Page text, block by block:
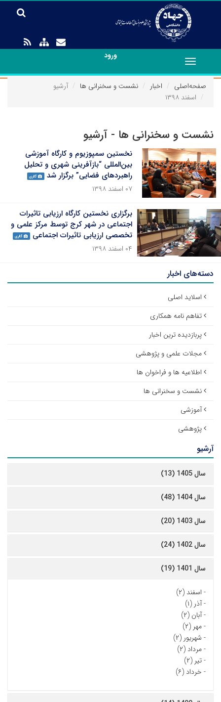
ورود
Toggle
navigation
صفحه‌اصلی
اخبار نشست و سخنرانی ها
آرشیو
اسفند ۱۳۹۸
نشست و سخنرانی ها - آرشیو
نخستین سمپوزیوم و کارگاه آموزشی
بین‌المللی “بازآفرینی شهری و تحلیل
راهبردهای فضایی” برگزار شد
گالری
۰۷ اسفند ۱۳۹۸
برگزاری نخستین کارگاه ارزیابی تاثیرات
اجتماعی در شهر کرج توسط مرکز علمی و
تخصصی ارزیابی تاثیرات اجتماعی
گالری
۰۴ اسفند ۱۳۹۸
دسته‌های اخبار
اسلاید اصلی
تفاهم نامه همکاری
پربازدیده ترین اخبار
مجلات علمی و پژوهشی
اطلاعیه ها و فراخوان ها
نشست و سخنرانی ها
آموزشی
پژوهشی
آرشیو
سال 1405 (13)
سال 1404 (48)
سال 1403 (20)
سال 1402 (24)
سال 1401 (19)
- اسفند (۲)
-آذر (۱)
-آبان (۲)
-مهر (۲)
- شهریور (۲)
-مرداد (۲)
-تیر (۲)
- خرداد (۶)